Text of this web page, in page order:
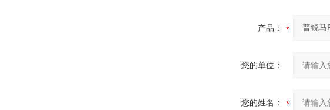
产品：
您的单位：
您的姓名：